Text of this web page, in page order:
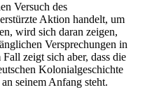
Versuch des
Aktion handelt, um
wird sich daran zeigen,
Versprechungen in
zeigt sich aber, dass die
Kolonialgeschichte
seinem Anfang steht.